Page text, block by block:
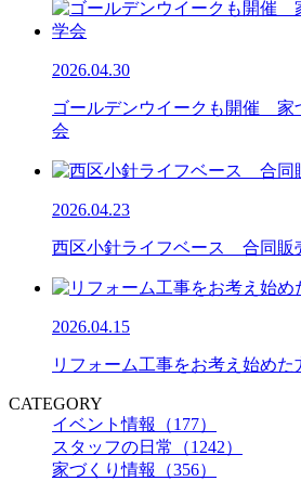
2026.04.30
ゴールデンウイークも開催 家
会
2026.04.23
西区小針ライフベース 合同販
2026.04.15
リフォーム工事をお考え始めた
CATEGORY
イベント情報（177）
スタッフの日常（1242）
家づくり情報（356）